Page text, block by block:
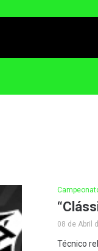
08 de Abril
Técnico